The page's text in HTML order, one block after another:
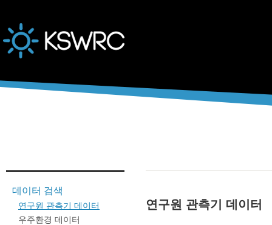
데이터 검색
연구원 관측기 데이터
우주환경 데이터
연구원 관측기 데이터